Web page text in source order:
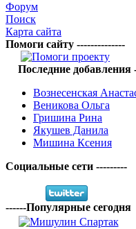
Форум
Поиск
Карта сайта
Помоги сайту --------------
Последние добавления
Вознесенская
Веникова Ольга
Гришина Рина
Якушев Данила
Мишина Ксения
Социальные сети ---------
------Популярные сегодня